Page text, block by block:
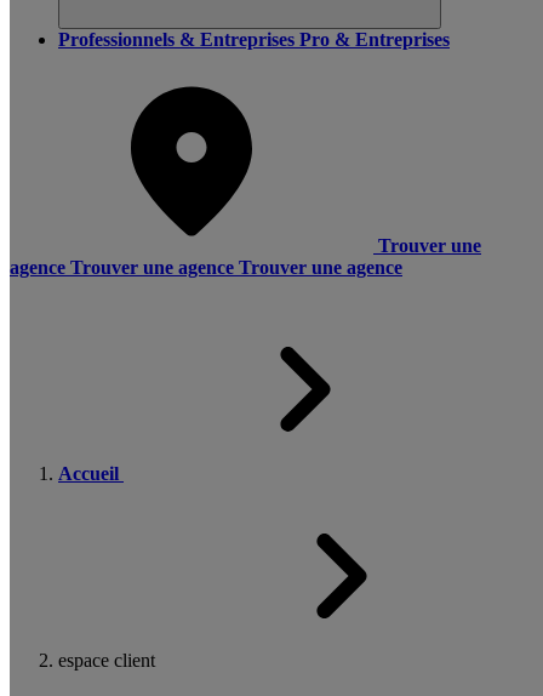
Professionnels & Entreprises Pro & Entreprises
Trouver une
agence Trouver une agence Trouver une agence
Accueil
espace client